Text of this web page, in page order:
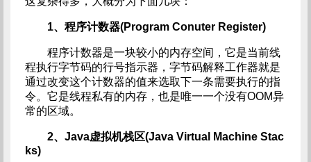
1、程序计数器(Program Conuter Register)
程序计数器是一块较小的内存空间，它是当前线
程执行字节码的行号指示器，字节码解释工作器就是
通过改变这个计数器的值来选取下一条需要执行的指
令。它是线程私有的内存，也是唯一一个没有OOM异
常的区域。
2、Java虚拟机栈区(Java Virtual Machine Stac
ks)